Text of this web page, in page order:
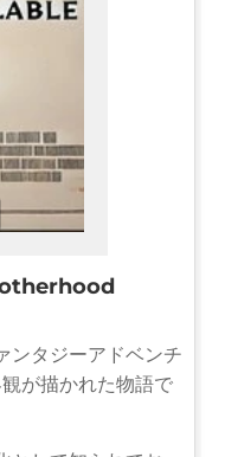
ンタジーアドベンチ
が描かれた物語で